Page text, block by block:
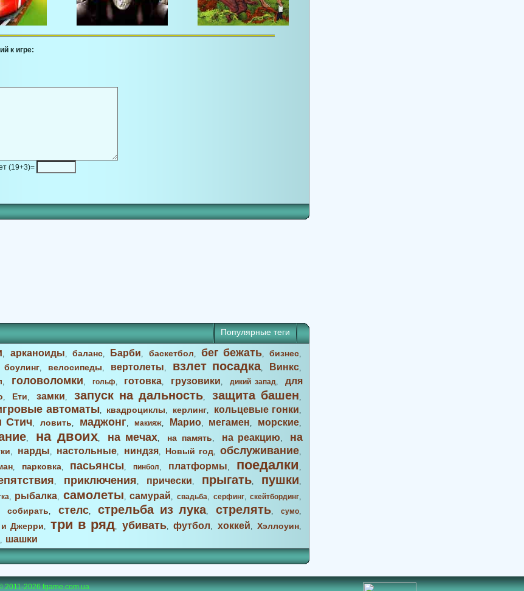
к игре:
(19+3)=
Популярные теги
, арканоиды, баланс, Барби, баскетбол, бег бежать,бизнес,
боулинг, велосипеды, вертолеты, взлет посадка, Винкс,
, головоломки, гольф, готовка, грузовики,дикий запад,для
, Ети, замки, запуск на дальность, защита башен,
автоматы, квадроциклы, керлинг, кольцевые гонки,
Стич,ловить, маджонг, макияж, Марио, мегамен, морские,
, на двоих, на мечах, на память, на реакцию, на
, нарды, настольные, ниндзя, Новый год, обслуживание,
, парковка, пасьянсы,пинбол, платформы, поедалки ,
, приключения, прически, прыгать, пушки,
, рыбалка, самолеты,самурай, свадьба, серфинг,скейтбординг,
собирать, стелс,стрельба из лука,стрелять, сумо,
Джерри, три в ряд, убивать,футбол, хоккей,Хэллоуин,
, шашки
2011-2026fgame.com.ua